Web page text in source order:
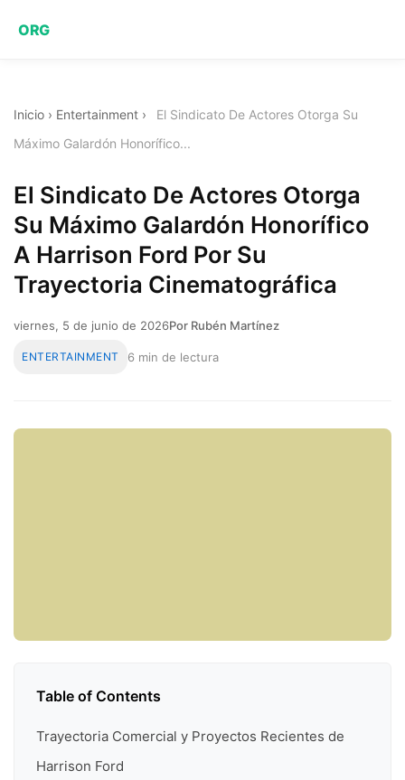
ORG
Inicio › Entertainment ›
El Sindicato De Actores Otorga Su
Máximo Galardón Honorífico...
El Sindicato De Actores Otorga
Su Máximo Galardón Honorífico
A Harrison Ford Por Su
Trayectoria Cinematográfica
viernes, 5 de junio de 2026Por Rubén Martínez
ENTERTAINMENT 6 min de lectura
Table of Contents
Trayectoria Comercial y Proyectos Recientes de
Harrison Ford